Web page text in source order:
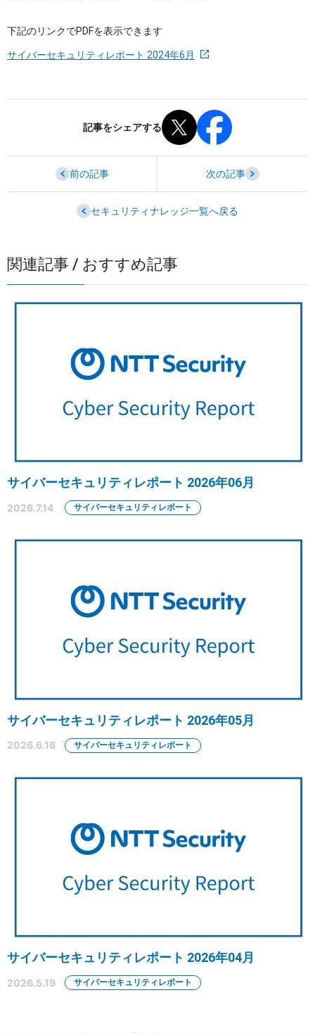
下記のリンクでPDFを表示できます
サイバーセキュリティレポート 2024年6月
記事をシェアする
前の記事 次の記事
セキュリティナレッジ一覧へ戻る
関連記事 / おすすめ記事
サイバーセキュリティレポート 2026年06月
2026.7.14 サイバーセキュリティレポート
サイバーセキュリティレポート 2026年05月
2026.6.16 サイバーセキュリティレポート
サイバーセキュリティレポート 2026年04月
2026.5.19 サイバーセキュリティレポート